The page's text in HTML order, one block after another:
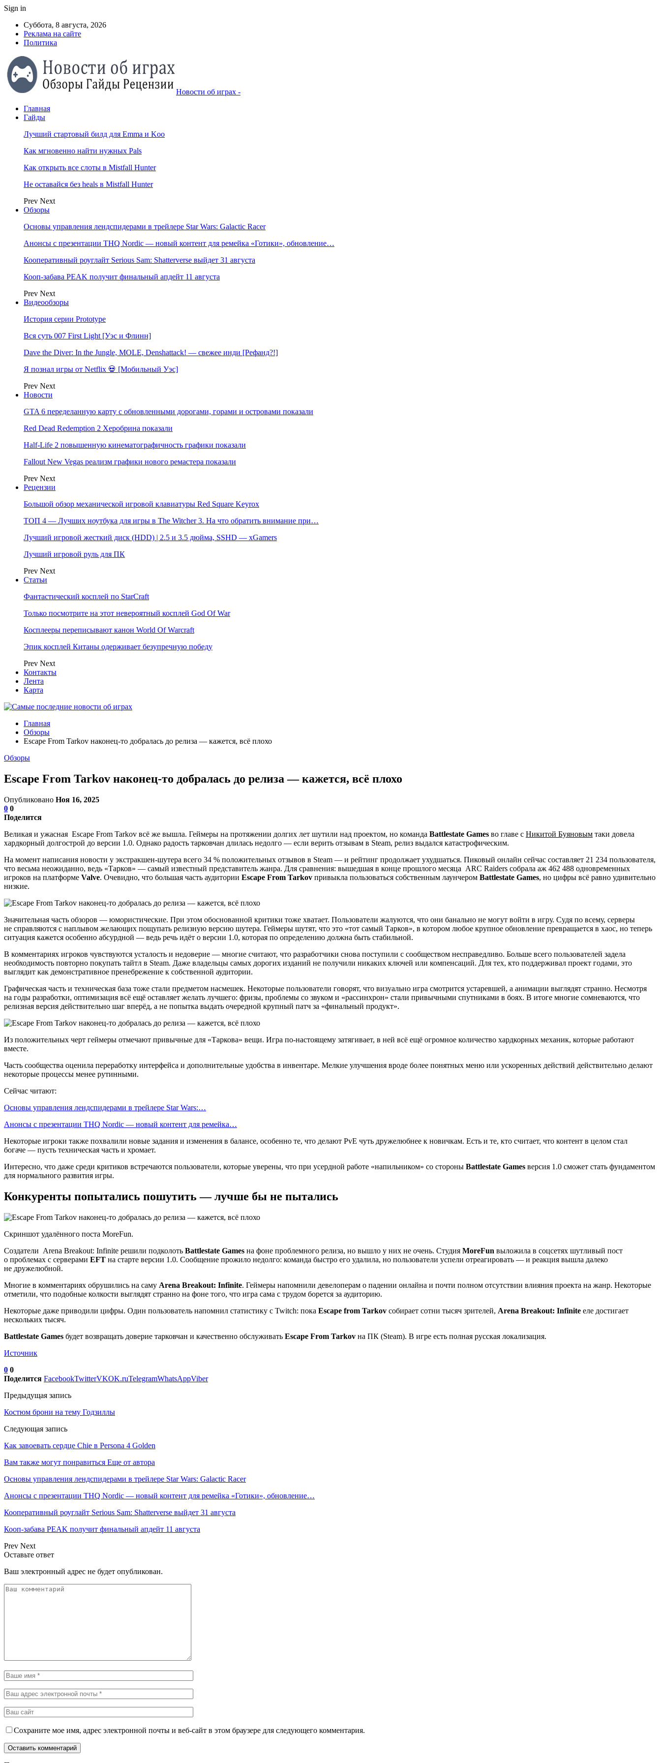
Sign in
Суббота, 8 августа, 2026
Реклама на сайте
Политика
Новости об играх -
Главная
Гайды
Лучший стартовый билд для Emma и Koo
Как мгновенно найти нужных Pals
Как открыть все слоты в Mistfall Hunter
Не оставайся без heals в Mistfall Hunter
Prev Next
Обзоры
Основы управления лендспидерами в трейлере Star Wars: Galactic Racer
Анонсы с презентации THQ Nordic — новый контент для ремейка «Готики», обновление…
Кооперативный роуглайт Serious Sam: Shatterverse выйдет 31 августа
Кооп-забава PEAK получит финальный апдейт 11 августа
Prev Next
Видеообзоры
История серии Prototype
Вся суть 007 First Light [Уэс и Флинн]
Dave the Diver: In the Jungle, MOLE, Denshattack! — свежее инди [Рефанд?!]
Я познал игры от Netflix 💀 [Мобильный Уэс]
Prev Next
Новости
GTA 6 переделанную карту с обновленными дорогами, горами и островами показали
Red Dead Redemption 2 Херобрина показали
Half-Life 2 повышенную кинематографичность графики показали
Fallout New Vegas реализм графики нового ремастера показали
Prev Next
Рецензии
Большой обзор механической игровой клавиатуры Red Square Keyrox
ТОП 4 — Лучших ноутбука для игры в The Witcher 3. На что обратить внимание при…
Лучший игровой жесткий диск (HDD) | 2.5 и 3.5 дюйма, SSHD — xGamers
Лучший игровой руль для ПК
Prev Next
Статьи
Фантастический косплей по StarCraft
Только посмотрите на этот невероятный косплей God Of War
Косплееры переписывают канон World Of Warcraft
Эпик косплей Китаны одерживает безупречную победу
Prev Next
Контакты
Лента
Карта
Главная
Обзоры
Escape From Tarkov наконец-то добралась до релиза — кажется, всё плохо
Обзоры
Escape From Tarkov наконец-то добралась до релиза — кажется, всё плохо
Опубликовано Ноя 16, 2025
0 0
Поделится
Великая и ужасная Escape From Tarkov всё же вышла. Геймеры на протяжении долгих лет шутили над проектом, но команда Battlestate Games во главе с Никитой Буяновым таки довела
хардкорный долгострой до версии 1.0. Однако радость тарковчан длилась недолго — если верить отзывам в Steam, релиз выдался катастрофическим.
На момент написания новости у экстракшен-шутера всего 34 % положительных отзывов в Steam — и рейтинг продолжает ухудшаться. Пиковый онлайн сейчас составляет 21 234 пользователя,
что весьма неожиданно, ведь «Тарков» — самый известный представитель жанра. Для сравнения: вышедшая в конце прошлого месяца ARC Raiders собрала аж 462 488 одновременных
игроков на платформе Valve. Очевидно, что большая часть аудитории Escape From Tarkov привыкла пользоваться собственным лаунчером Battlestate Games, но цифры всё равно удивительно
низкие.
Значительная часть обзоров — юмористические. При этом обоснованной критики тоже хватает. Пользователи жалуются, что они банально не могут войти в игру. Судя по всему, серверы
не справляются с наплывом желающих пощупать релизную версию шутера. Геймеры шутят, что это «тот самый Тарков», в котором любое крупное обновление превращается в хаос, но теперь
ситуация кажется особенно абсурдной — ведь речь идёт о версии 1.0, которая по определению должна быть стабильной.
В комментариях игроков чувствуются усталость и недоверие — многие считают, что разработчики снова поступили с сообществом несправедливо. Больше всего пользователей задела
необходимость повторно покупать тайтл в Steam. Даже владельцы самых дорогих изданий не получили никаких ключей или компенсаций. Для тех, кто поддерживал проект годами, это
выглядит как демонстративное пренебрежение к собственной аудитории.
Графическая часть и техническая база тоже стали предметом насмешек. Некоторые пользователи говорят, что визуально игра смотрится устаревшей, а анимации выглядят странно. Несмотря
на годы разработки, оптимизация всё ещё оставляет желать лучшего: фризы, проблемы со звуком и «рассинхрон» стали привычными спутниками в боях. В итоге многие сомневаются, что
релизная версия действительно шаг вперёд, а не попытка выдать очередной крупный патч за «финальный продукт».
Из положительных черт геймеры отмечают привычные для «Таркова» вещи. Игра по-настоящему затягивает, в ней всё ещё огромное количество хардкорных механик, которые работают
вместе.
Часть сообщества оценила переработку интерфейса и дополнительные удобства в инвентаре. Мелкие улучшения вроде более понятных меню или ускоренных действий действительно делают
некоторые процессы менее рутинными.
Сейчас читают:
Основы управления лендспидерами в трейлере Star Wars:…
Анонсы с презентации THQ Nordic — новый контент для ремейка…
Некоторые игроки также похвалили новые задания и изменения в балансе, особенно те, что делают PvE чуть дружелюбнее к новичкам. Есть и те, кто считает, что контент в целом стал
богаче — пусть техническая часть и хромает.
Интересно, что даже среди критиков встречаются пользователи, которые уверены, что при усердной работе «напильником» со стороны Battlestate Games версия 1.0 сможет стать фундаментом
для нормального развития игры.
Конкуренты попытались пошутить — лучше бы не пытались
Скриншот удалённого поста MoreFun.
Создатели Arena Breakout: Infinite решили подколоть Battlestate Games на фоне проблемного релиза, но вышло у них не очень. Студия MoreFun выложила в соцсетях шутливый пост
о проблемах с серверами EFT на старте версии 1.0. Сообщение прожило недолго: команда быстро его удалила, но пользователи успели отреагировать — и реакция вышла далеко
не дружелюбной.
Многие в комментариях обрушились на саму Arena Breakout: Infinite. Геймеры напомнили девелоперам о падении онлайна и почти полном отсутствии влияния проекта на жанр. Некоторые
отметили, что подобные колкости выглядят странно на фоне того, что игра сама с трудом борется за аудиторию.
Некоторые даже приводили цифры. Один пользователь напомнил статистику с Twitch: пока Escape from Tarkov собирает сотни тысяч зрителей, Arena Breakout: Infinite еле достигает
нескольких тысяч.
Battlestate Games будет возвращать доверие тарковчан и качественно обслуживать Escape From Tarkov на ПК (Steam). В игре есть полная русская локализация.
Источник
0 0
Поделится FacebookTwitterVKOK.ruTelegramWhatsAppViber
Предыдущая запись
Костюм брони на тему Годзиллы
Следующая запись
Как завоевать сердце Chie в Persona 4 Golden
Вам также могут понравиться Еще от автора
Основы управления лендспидерами в трейлере Star Wars: Galactic Racer
Анонсы с презентации THQ Nordic — новый контент для ремейка «Готики», обновление…
Кооперативный роуглайт Serious Sam: Shatterverse выйдет 31 августа
Кооп-забава PEAK получит финальный апдейт 11 августа
Prev Next
Оставьте ответ
Ваш электронный адрес не будет опубликован.
Сохраните мое имя, адрес электронной почты и веб-сайт в этом браузере для следующего комментария.